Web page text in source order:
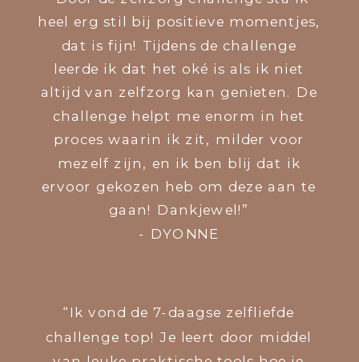
heel erg stil bij positieve momentjes,
dat is fijn! Tijdens de challenge
leerde ik dat het oké is als ik niet
altijd van zelfzorg kan genieten. De
challenge helpt me enorm in het
proces waarin ik zit, milder voor
mezelf zijn, en ik ben blij dat ik
ervoor gekozen heb om deze aan te
gaan! Dankjewel!”
- DYONNE
“Ik vond de 7-daagse zelfliefde
challenge top! Je leert door middel